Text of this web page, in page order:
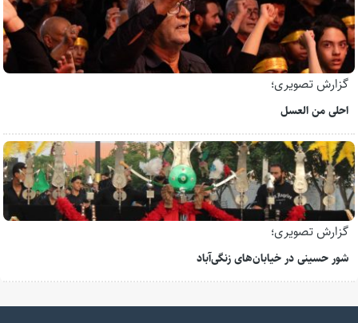
گزارش تصویری؛
احلی من العسل
گزارش تصویری؛
شور حسینی در خیابان‌های زنگی‌آباد